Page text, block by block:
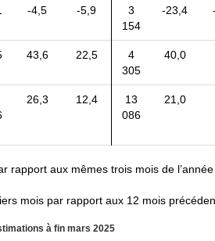
-4,5 -5,9
3
154
-23,4
43,6 22,5
4
305
40,0
26,3 12,4
13
086
21,0
rapport aux mêmes trois mois de l’année
mois par rapport aux 12 mois
à fin mars 2025